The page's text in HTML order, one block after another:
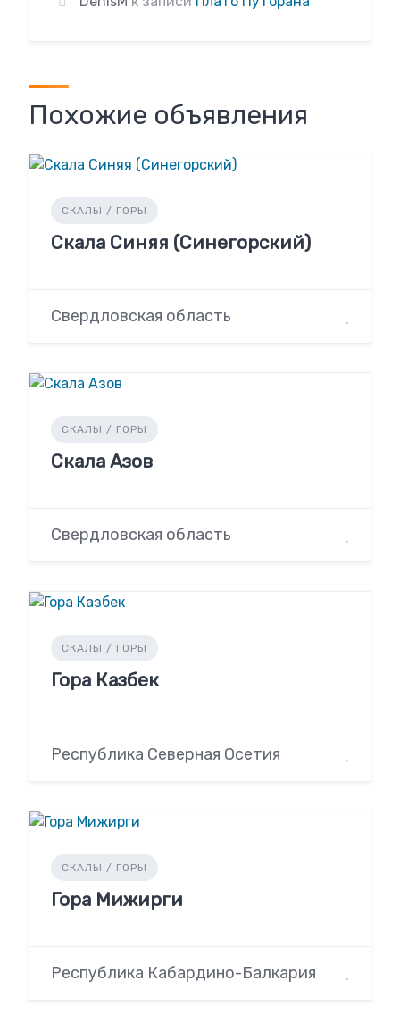
Похожие объявления
СКАЛЫ / ГОРЫ
Скала Синяя (Синегорский)
Свердловская область
СКАЛЫ / ГОРЫ
Скала Азов
Свердловская область
СКАЛЫ / ГОРЫ
Гора Казбек
Республика Северная Осетия
СКАЛЫ / ГОРЫ
Гора Мижирги
Республика Кабардино-Балкария